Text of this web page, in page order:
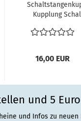
Kupplung
16,00 EUR
und 5
und Infos zu